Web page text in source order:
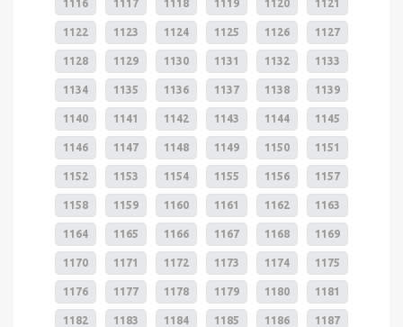
1116 1117 1118 1119 1120 1121
1122 1123 1124 1125 1126 1127
1128 1129 1130 1131 1132 1133
1134 1135 1136 1137 1138 1139
1140 1141 1142 1143 1144 1145
1146 1147 1148 1149 1150 1151
1152 1153 1154 1155 1156 1157
1158 1159 1160 1161 1162 1163
1164 1165 1166 1167 1168 1169
1170 1171 1172 1173 1174 1175
1176 1177 1178 1179 1180 1181
1182 1183 1184 1185 1186 1187